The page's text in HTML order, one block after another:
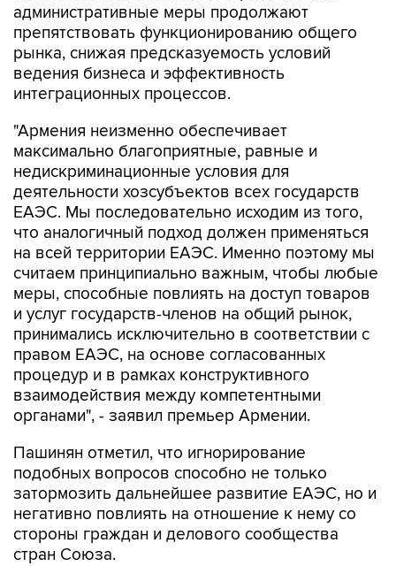
административные меры продолжают
препятствовать функционированию общего
рынка, снижая предсказуемость условий
ведения бизнеса и эффективность
интеграционных процессов.
"Армения неизменно обеспечивает
максимально благоприятные, равные и
недискриминационные условия для
деятельности хозсубъектов всех государств
ЕАЭС. Мы последовательно исходим из того,
что аналогичный подход должен применяться
на всей территории ЕАЭС. Именно поэтому мы
считаем принципиально важным, чтобы любые
меры, способные повлиять на доступ товаров
и услуг государств-членов на общий рынок,
принимались исключительно в соответствии с
правом ЕАЭС, на основе согласованных
процедур и в рамках конструктивного
взаимодействия между компетентными
органами", - заявил премьер Армении.
Пашинян отметил, что игнорирование
подобных вопросов способно не только
затормозить дальнейшее развитие ЕАЭС, но и
негативно повлиять на отношение к нему со
стороны граждан и делового сообщества
стран Союза.